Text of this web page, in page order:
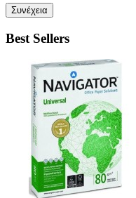
Συνέχεια
Best Sellers